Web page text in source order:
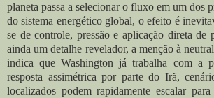
planeta passa a selecionar o fluxo em um dos
do sistema energético global, o efeito é
se de controle, pressão e aplicação direta de
ainda um detalhe revelador, a menção à
indica que Washington já trabalha com a
resposta assimétrica por parte do Irã,
localizados podem rapidamente escalar